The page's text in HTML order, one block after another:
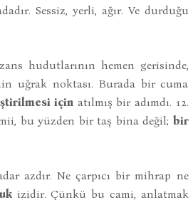
Sessiz, yerli, ağır. Ve durduğu
hudutlarının hemen gerisinde,
uğrak noktası. Burada bir cuma
içinatılmış bir adımdı. 12.
bu yüzden bir taş bina değil; bir
azdır. Ne çarpıcı bir mihrap ne
izidir. Çünkü bu cami, anlatmak